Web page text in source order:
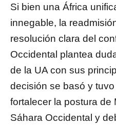
Si bien una África
innegable, la
resolución clara del
Occidental plantea
de la UA con sus
decisión se basó y
fortalecer la postura de
Sáhara Occidental y